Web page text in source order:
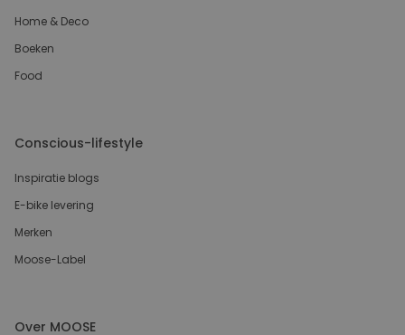
Home & Deco
Boeken
Food
Conscious-lifestyle
Inspiratie blogs
E-bike levering
Merken
Moose-Label
Over MOOSE